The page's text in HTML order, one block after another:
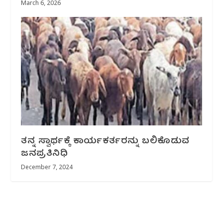
March 6, 2026
ತನ್ನ ಸ್ವಾರ್ಥಕ್ಕೆ ಕಾರ್ಯಕರ್ತರನ್ನು ಬಲಿಕೊಡುವ
ಜನಪ್ರತಿನಿಧಿ
December 7, 2024